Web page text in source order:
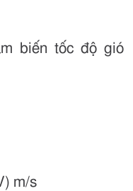
biến tốc độ gió
m/s